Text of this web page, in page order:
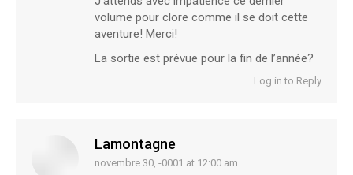
volume pour clore comme il se doit cette
aventure! Merci!
La sortie est prévue pour la fin de l’année?
Log in to Reply
Lamontagne
says:
novembre 30, -0001 at 12:00 am